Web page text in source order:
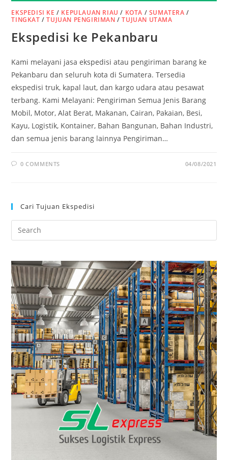
EKSPEDISI KE / KEPULAUAN RIAU / KOTA / SUMATERA /
TINGKAT /TUJUAN PENGIRIMAN /TUJUAN UTAMA
Ekspedisi ke Pekanbaru
Kami melayani jasa ekspedisi atau pengiriman barang ke
Pekanbaru dan seluruh kota di Sumatera. Tersedia
ekspedisi truk, kapal laut, dan kargo udara atau pesawat
terbang. Kami Melayani: Pengiriman Semua Jenis Barang
Mobil, Motor, Alat Berat, Makanan, Cairan, Pakaian, Besi,
Kayu, Logistik, Kontainer, Bahan Bangunan, Bahan Industri,
dan semua jenis barang lainnya Pengiriman…
0 COMMENTS 04/08/2021
Cari Tujuan Ekspedisi